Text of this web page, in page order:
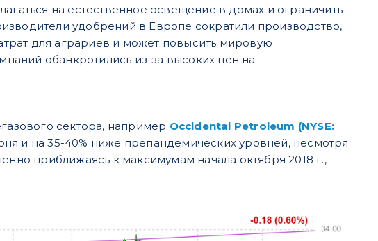
на естественное освещение в домах и ограничить
удобрений в Европе сократили производство,
для аграриев и может повысить мировую
обанкротились из-за высоких цен на
сектора, например Occidental Petroleum (NYSE:
и на 35-40% ниже препандемических уровней, несмотря
приближаясь к максимумам начала октября 2018 г.,